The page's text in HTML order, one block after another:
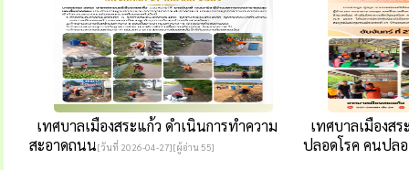
เทศบาลเมืองสระแก้ว ดำเนินการทำความ
สะอาดถนน[วันที่ 2026-04-27][ผู้อ่าน 55]
เทศบาลเมืองส
ปลอดโรค คนปล